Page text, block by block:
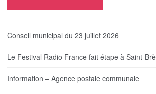
Conseil municipal du 23 juillet 2026
Le Festival Radio France fait étape à Saint-
Information – Agence postale communale